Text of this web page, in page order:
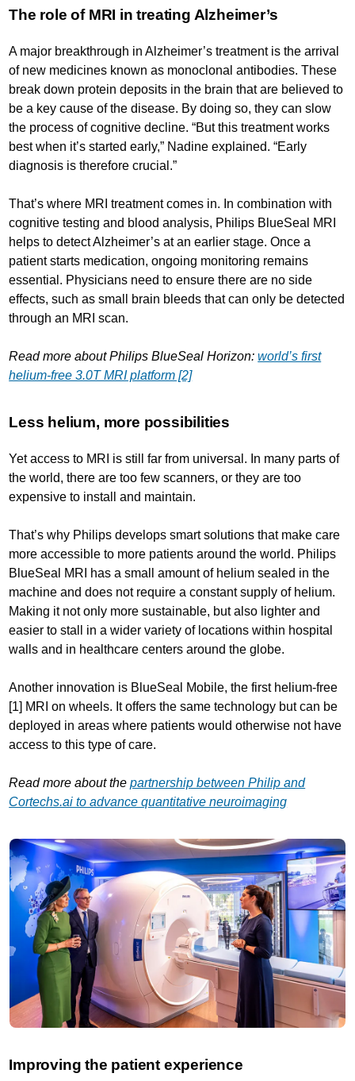
The role of MRI in treating Alzheimer’s
A major breakthrough in Alzheimer’s treatment is the arrival
of new medicines known as monoclonal antibodies. These
break down protein deposits in the brain that are believed to
be a key cause of the disease. By doing so, they can slow
the process of cognitive decline. “But this treatment works
best when it’s started early,” Nadine explained. “Early
diagnosis is therefore crucial.”
That’s where MRI treatment comes in. In combination with
cognitive testing and blood analysis, Philips BlueSeal MRI
helps to detect Alzheimer’s at an earlier stage. Once a
patient starts medication, ongoing monitoring remains
essential. Physicians need to ensure there are no side
effects, such as small brain bleeds that can only be detected
through an MRI scan.
Read more about Philips BlueSeal Horizon:world’s first
helium-free 3.0T MRI platform [2]
Less helium, more possibilities
Yet access to MRI is still far from universal. In many parts of
the world, there are too few scanners, or they are too
expensive to install and maintain.
That’s why Philips develops smart solutions that make care
more accessible to more patients around the world. Philips
BlueSeal MRI has a small amount of helium sealed in the
machine and does not require a constant supply of helium.
Making it not only more sustainable, but also lighter and
easier to stall in a wider variety of locations within hospital
walls and in healthcare centers around the globe.
Another innovation is BlueSeal Mobile, the first helium-free
[1] MRI on wheels. It offers the same technology but can be
deployed in areas where patients would otherwise not have
access to this type of care.
Read more about thepartnership between Philip and
Cortechs.ai to advance quantitative neuroimaging
Improving the patient experience